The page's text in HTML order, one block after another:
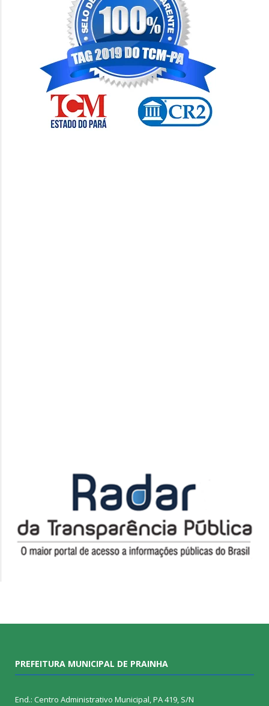
PREFEITURA MUNICIPAL DE PRAINHA
End.: Centro Administrativo Municipal, PA 419, S/N